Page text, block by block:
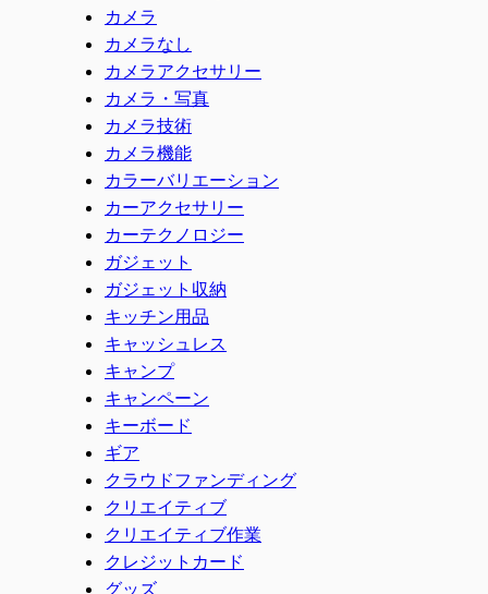
カメラ
カメラなし
カメラアクセサリー
カメラ・写真
カメラ技術
カメラ機能
カラーバリエーション
カーアクセサリー
カーテクノロジー
ガジェット
ガジェット収納
キッチン用品
キャッシュレス
キャンプ
キャンペーン
キーボード
ギア
クラウドファンディング
クリエイティブ
クリエイティブ作業
クレジットカード
グッズ